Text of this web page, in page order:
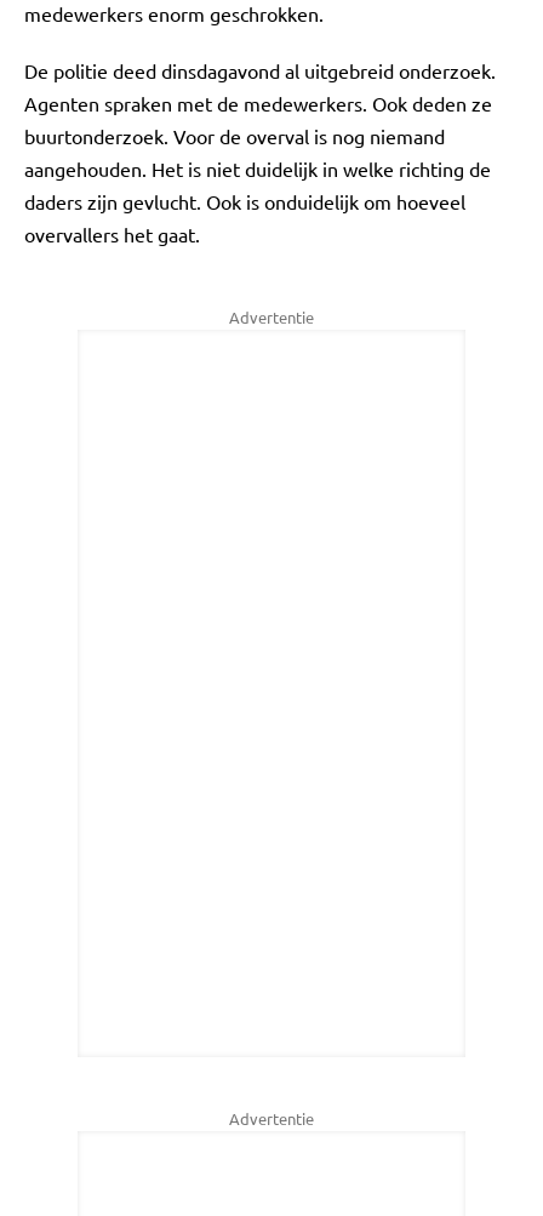
medewerkers enorm geschrokken.
De politie deed dinsdagavond al uitgebreid onderzoek.
Agenten spraken met de medewerkers. Ook deden ze
buurtonderzoek. Voor de overval is nog niemand
aangehouden. Het is niet duidelijk in welke richting de
daders zijn gevlucht. Ook is onduidelijk om hoeveel
overvallers het gaat.
Advertentie
Advertentie